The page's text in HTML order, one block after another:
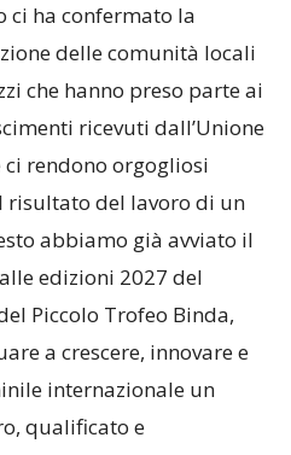
soddisfazioni
ci ha confermato la
delle comunità locali
che hanno preso parte ai
ricevuti dall’Unione
rendono orgogliosi
risultato del lavoro di un
abbiamo già avviato il
edizioni 2027 del
Piccolo Trofeo Binda,
a crescere, innovare e
internazionale un